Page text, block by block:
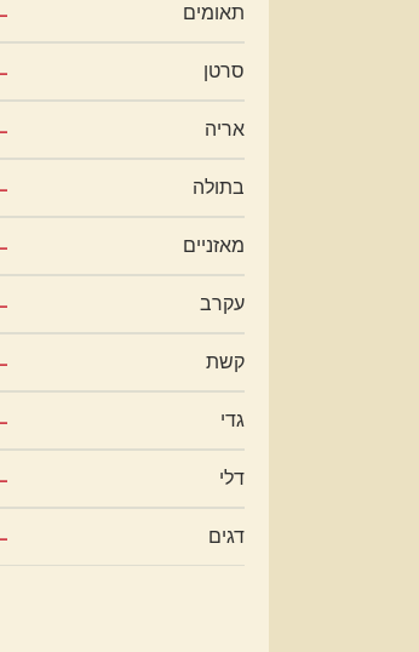
תאומים
סרטן
אריה
בתולה
מאזניים
עקרב
קשת
גדי
דלי
דגים